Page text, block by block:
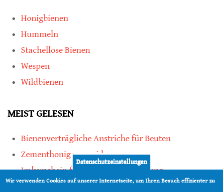
Honigbienen
Hummeln
Stachellose Bienen
Wespen
Wildbienen
MEIST GELESEN
Bienenverträgliche Anstriche für Beuten
Zementhonig vermeiden
Imkerschein für Honigbienen-Haltung
Kauf von Mittelwänden ist Vertrauenssache
Datenschutzeinstellungen
Wir verwenden Cookies auf unserer Internetseite, um Ihren Besuch effizienter zu